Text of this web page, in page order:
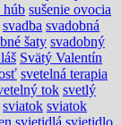
húb sušenie ovocia
svadba svadobná
šaty svadobný
Svätý Valentín
svetelná terapia
tok svetlý
sviatok sviatok